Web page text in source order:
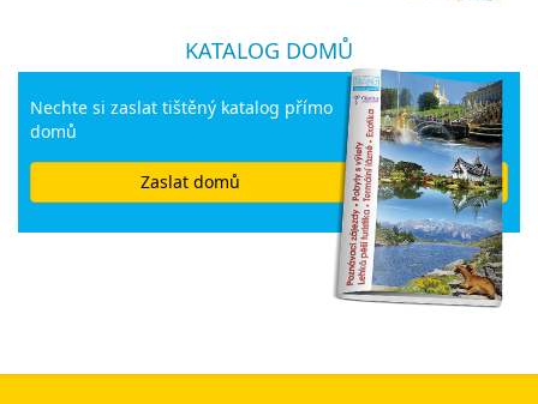
KATALOG DOMŮ
Nechte si zaslat tištěný katalog přímo
domů
Zaslat domů